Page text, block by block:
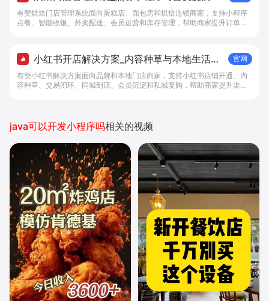
具 - 做生意, 找有赞
有赞烘焙门店管理系统面向蛋糕店、面包房和烘焙连锁商家，支持小程序
点餐、智能收银、外卖配送、会员运营和库存管理，帮助商家提升订单转
小红书开店解决方案_内容种草与本地生活转
化工具 - 做生意, 找有赞
官网
有赞小红书解决方案面向品牌和本地门店商家，支持小红书店铺开通、内
容种草、交易闭环、同城到店、会员沉淀和私域复购，帮助商家提升渠道
java可以开发小程序吗相关的视频